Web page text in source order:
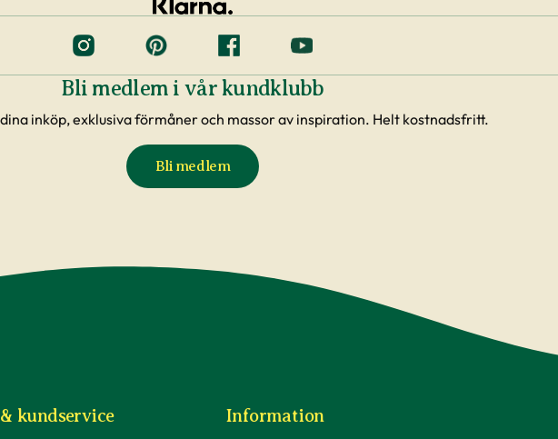
Bli medlem i vår kundklubb
inköp, exklusiva förmåner och massor av inspiration. Helt kostnadsfritt.
Bli medlem
kundservice Information